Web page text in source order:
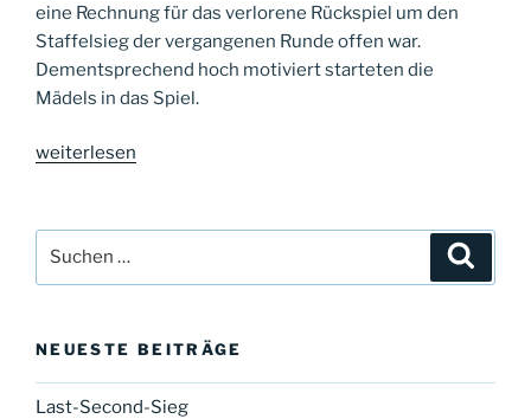
eine Rechnung für das verlorene Rückspiel um den
Staffelsieg der vergangenen Runde offen war.
Dementsprechend hoch motiviert starteten die
Mädels in das Spiel.
„Revanche
weiterlesen
nach:
NEUESTE BEITRÄGE
Last-Second-Sieg